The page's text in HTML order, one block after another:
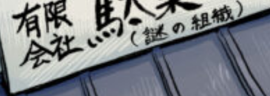
読める